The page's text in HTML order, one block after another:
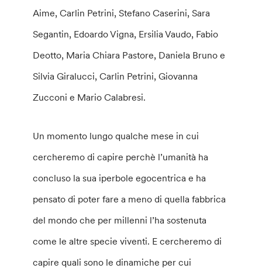
Aime, Carlin Petrini, Stefano Caserini, Sara
Segantin, Edoardo Vigna, Ersilia Vaudo, Fabio
Deotto, Maria Chiara Pastore, Daniela Bruno e
Silvia Giralucci, Carlin Petrini, Giovanna
Zucconi e Mario Calabresi.
Un momento lungo qualche mese in cui
cercheremo di capire perchè l’umanità ha
concluso la sua iperbole egocentrica e ha
pensato di poter fare a meno di quella fabbrica
del mondo che per millenni l’ha sostenuta
come le altre specie viventi. E cercheremo di
capire quali sono le dinamiche per cui